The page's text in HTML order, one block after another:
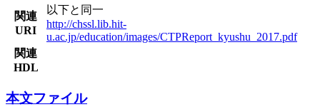
関連
URI
以下と同一
http://chssl.lib.hit-
u.ac.jp/education/images/CTPReport_kyushu_2017.pdf
関連
HDL
本文ファイル